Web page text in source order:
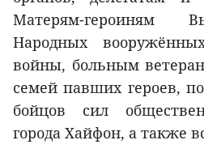
Матерям-героиням
Народных
войны, больным
семей павших героев,
бойцов сил
города Хайфон, а также